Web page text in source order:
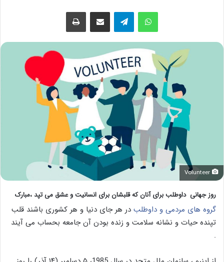
واتس آپ اشتراک گذاری از طریق ایمیل
روز جهانی داوطلب برای آنان که قلبشان برای انسانیت و عشق می تپد ،مبارک
گروه های مردمی و داوطلب در هر جای دنیا و هر کشوری باشند قلب
تپنده حیات و نشانه سلامت و زنده بودن آن جامعه بحساب می آیند
.